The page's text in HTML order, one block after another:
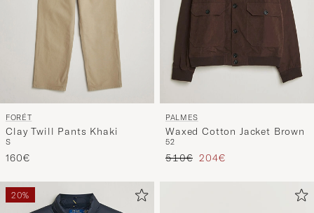
FORÉT
Clay Twill Pants Khaki
S
160€
PALMES
Waxed Cotton Jacket Brown
52
Regulärer Preis
510€ Reduzierter Preis
204€
20%